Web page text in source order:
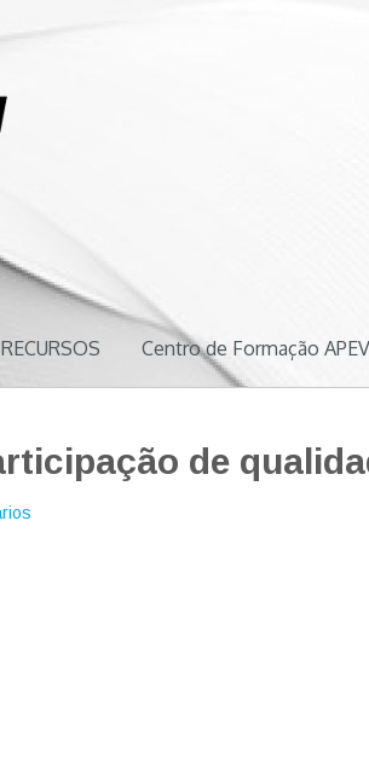
Visual e Tecnológica
RECURSOS Centro de Formação
de